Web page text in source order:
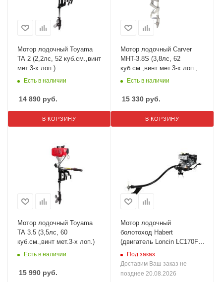
Мотор лодочный Toyama
TA 2 (2,2лс, 52 куб.см.,винт
мет.3-х лоп.)
Есть в наличии
14 890 руб.
В КОРЗИНУ
Мотор лодочный Carver
MHT-3.8S (3,8лс, 62
куб.см.,винт мет.3-х лоп.,
положение реверса, Easy-
Есть в наличии
15 330 руб.
В КОРЗИНУ
Мотор лодочный Toyama
TA 3.5 (3,5лс, 60
куб.см.,винт мет.3-х лоп.)
Есть в наличии
15 990 руб.
Мотор лодочный
болотоход Habert
(двигатель Loncin LC170FA
D19)
Под заказ
Доставим Ваш заказ не
позднее 20.08.2026